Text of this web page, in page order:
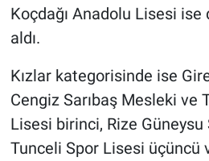
Koçdağı Anadolu Lisesi ise
aldı.
Kızlar kategorisinde ise
Cengiz Sarıbaş Mesleki ve
Lisesi birinci, Rize
Tunceli Spor Lisesi üçüncü